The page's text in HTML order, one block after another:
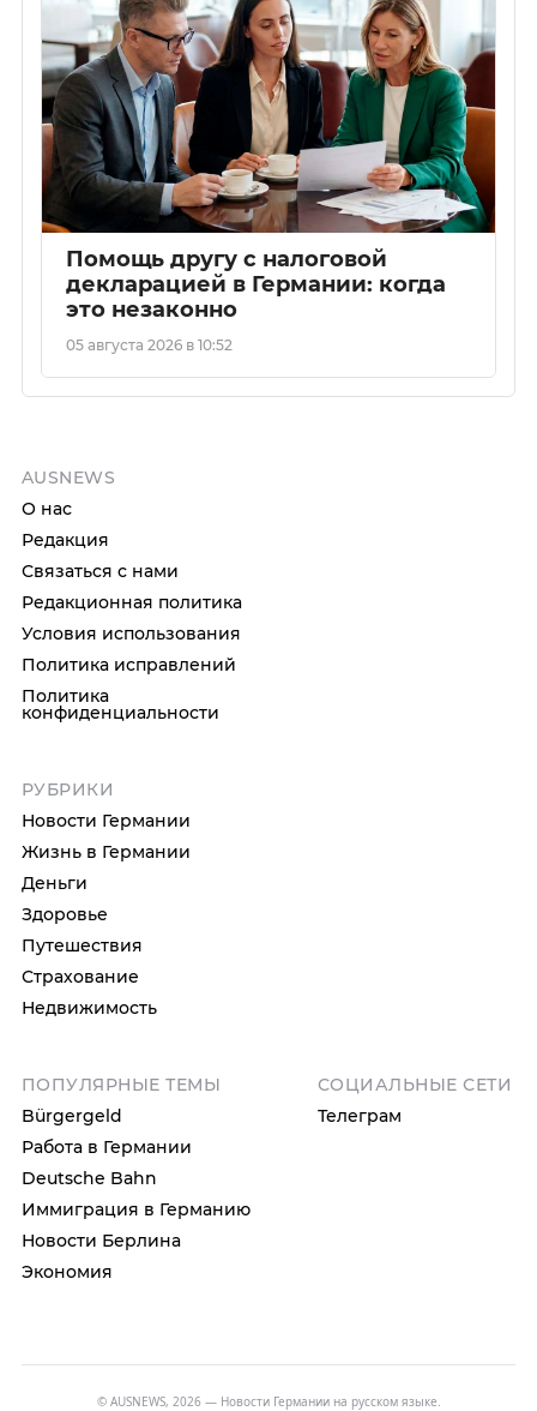
Помощь другу с налоговой
декларацией в Германии: когда
это незаконно
05 августа 2026 в 10:52
AUSNEWS
О нас
Редакция
Связаться с нами
Редакционная политика
Условия использования
Политика исправлений
Политика
конфиденциальности
РУБРИКИ
Новости Германии
Жизнь в Германии
Деньги
Здоровье
Путешествия
Страхование
Недвижимость
ПОПУЛЯРНЫЕ ТЕМЫ
Bürgergeld
Работа в Германии
Deutsche Bahn
Иммиграция в Германию
Новости Берлина
Экономия
СОЦИАЛЬНЫЕ СЕТИ
Телеграм
© AUSNEWS, 2026 — Новости Германии на русском языке.